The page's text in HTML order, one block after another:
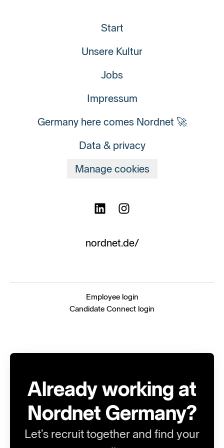
Start
Unsere Kultur
Jobs
Impressum
Germany here comes Nordnet 🚀
Data & privacy
Manage cookies
nordnet.de/
Employee login
Candidate Connect login
Already working at
Nordnet Germany?
Let’s recruit together and find your